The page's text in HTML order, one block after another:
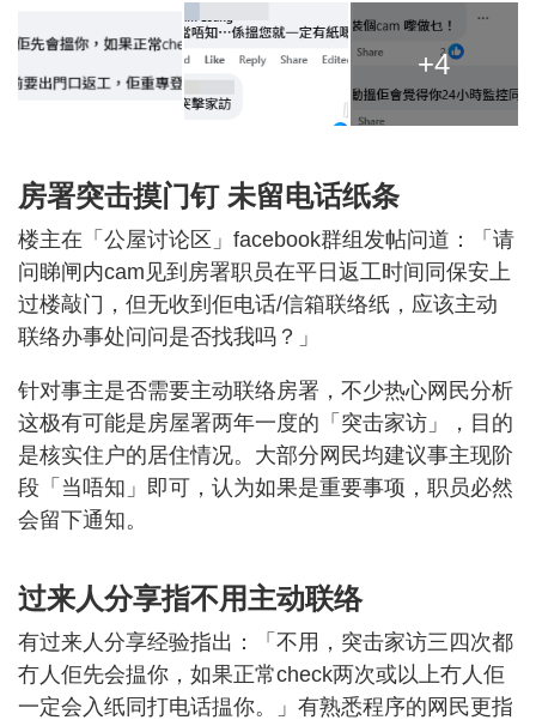
+4
房署突击摸门钉 未留电话纸条
楼主在「公屋讨论区」facebook群组发帖问道：「请
问睇闸内cam见到房署职员在平日返工时间同保安上
过楼敲门，但无收到佢电话/信箱联络纸，应该主动
联络办事处问问是否找我吗？」
针对事主是否需要主动联络房署，不少热心网民分析
这极有可能是房屋署两年一度的「突击家访」，目的
是核实住户的居住情况。大部分网民均建议事主现阶
段「当唔知」即可，认为如果是重要事项，职员必然
会留下通知。
过来人分享指不用主动联络
有过来人分享经验指出：「不用，突击家访三四次都
冇人佢先会揾你，如果正常check两次或以上冇人佢
一定会入纸同打电话揾你。」有熟悉程序的网民更指